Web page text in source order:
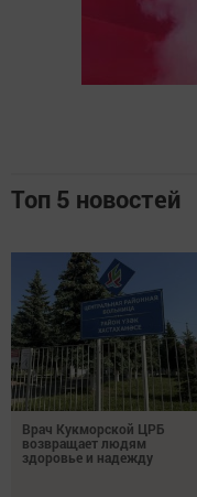
Топ 5 новостей
Врач Кукморской ЦРБ
возвращает людям
здоровье и надежду